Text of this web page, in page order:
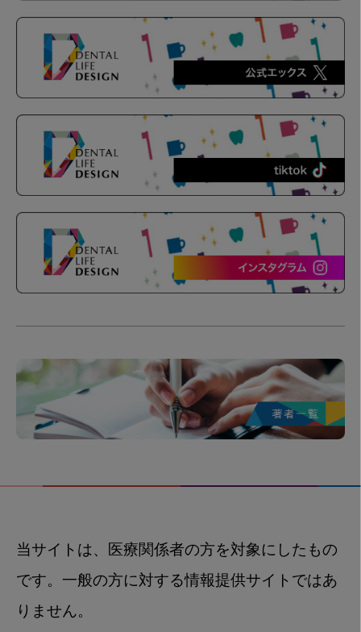
当サイトは、医療関係者の方を対象にしたもの
です。一般の方に対する情報提供サイトではあ
りません。